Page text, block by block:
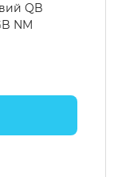
QB
NM